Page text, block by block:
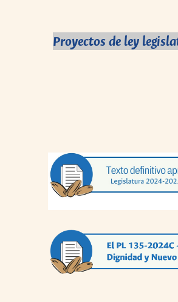
Proyectos de ley